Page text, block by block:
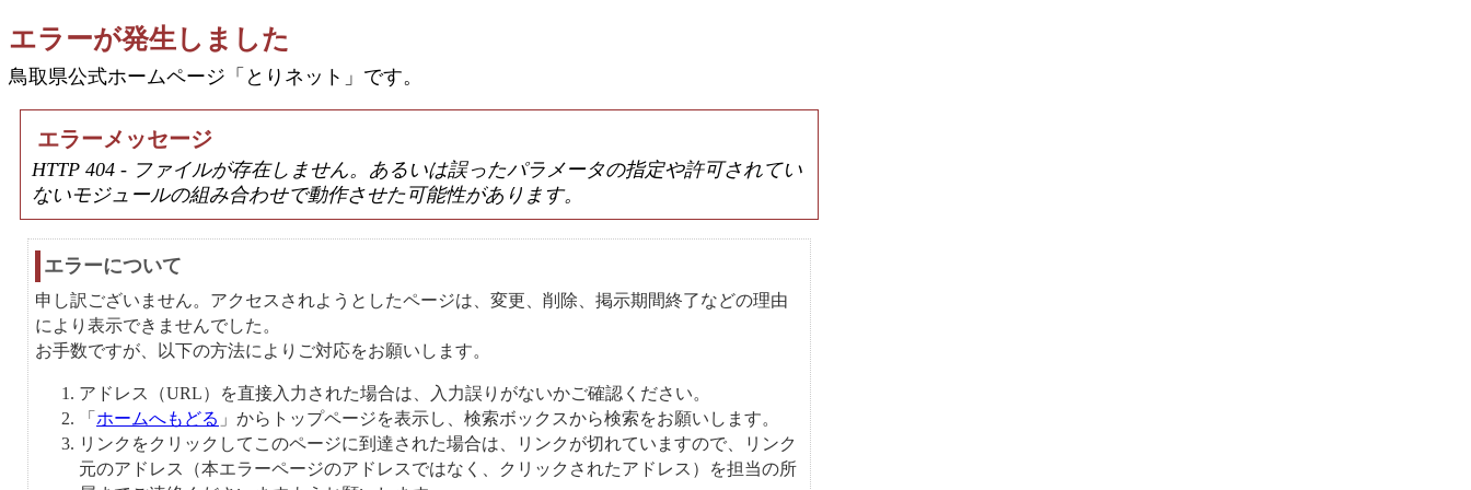
エラーが発生しました
鳥取県公式ホームページ「とりネット」です。
エラーメッセージ
HTTP 404 - ファイルが存在しません。あるいは誤ったパラメータの指定や許可されてい
ないモジュールの組み合わせで動作させた可能性があります。
エラーについて
申し訳ございません。アクセスされようとしたページは、変更、削除、掲示期間終了などの理由
により表示できませんでした。
お手数ですが、以下の方法によりご対応をお願いします。
アドレス（URL）を直接入力された場合は、入力誤りがないかご確認ください。
「 ホームへもどる 」からトップページを表示し、検索ボックスから検索をお願いします。
リンクをクリックしてこのページに到達された場合は、リンクが切れていますので、リンク
元のアドレス（本エラーページのアドレスではなく、クリックされたアドレス）を担当の所